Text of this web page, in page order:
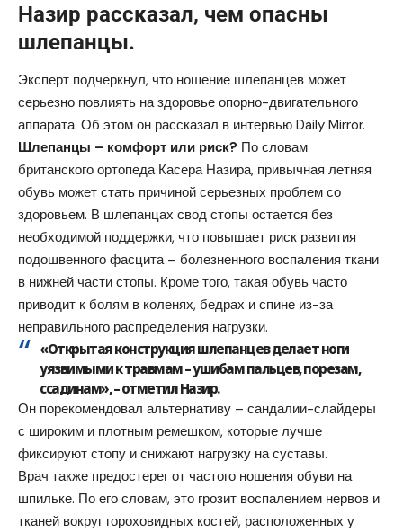
Назир рассказал, чем опасны
шлепанцы.
Эксперт подчеркнул, что ношение шлепанцев может
серьезно повлиять на здоровье опорно-двигательного
аппарата. Об этом он рассказал в интервью Daily Mirror.
Шлепанцы – комфорт или риск? По словам
британского ортопеда Касера Назира, привычная летняя
обувь может стать причиной серьезных проблем со
здоровьем. В шлепанцах свод стопы остается без
необходимой поддержки, что повышает риск развития
подошвенного фасцита – болезненного воспаления ткани
в нижней части стопы. Кроме того, такая обувь часто
приводит к болям в коленях, бедрах и спине из-за
неправильного распределения нагрузки.
«Открытая конструкция шлепанцев делает ноги
уязвимыми к травмам – ушибам пальцев, порезам,
ссадинам», – отметил Назир.
Он порекомендовал альтернативу – сандалии-слайдеры
с широким и плотным ремешком, которые лучше
фиксируют стопу и снижают нагрузку на суставы.
Врач также предостерег от частого ношения обуви на
шпильке. По его словам, это грозит воспалением нервов и
тканей вокруг гороховидных костей, расположенных у